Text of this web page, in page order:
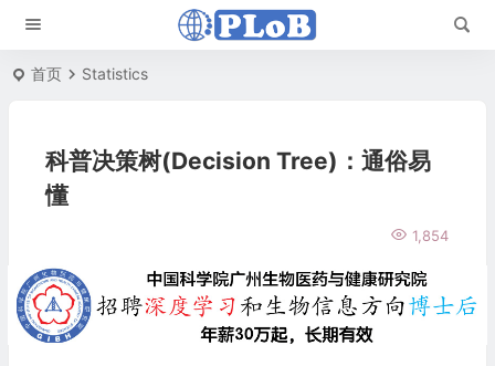
首页 Statistics
科普决策树(Decision Tree)：通俗易
懂
1,854